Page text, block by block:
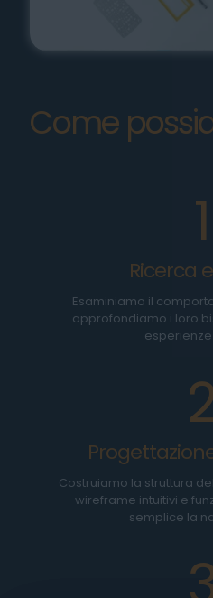
Come
1
Ricerca
Esaminiamo il
approfondiamo i loro
Costruiamo la struttura
wireframe intuitivi e
semplice la